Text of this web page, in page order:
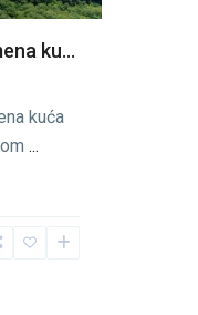
ku...
kuća
...